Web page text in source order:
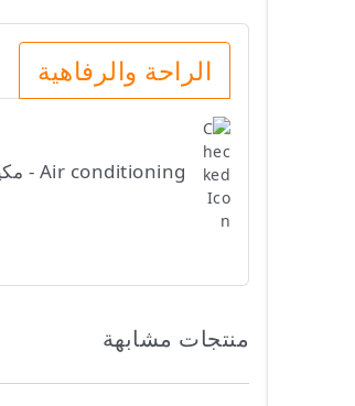
الراحة والرفاهية
Air conditioning - مكيف ديجيتال
منتجات مشابهة